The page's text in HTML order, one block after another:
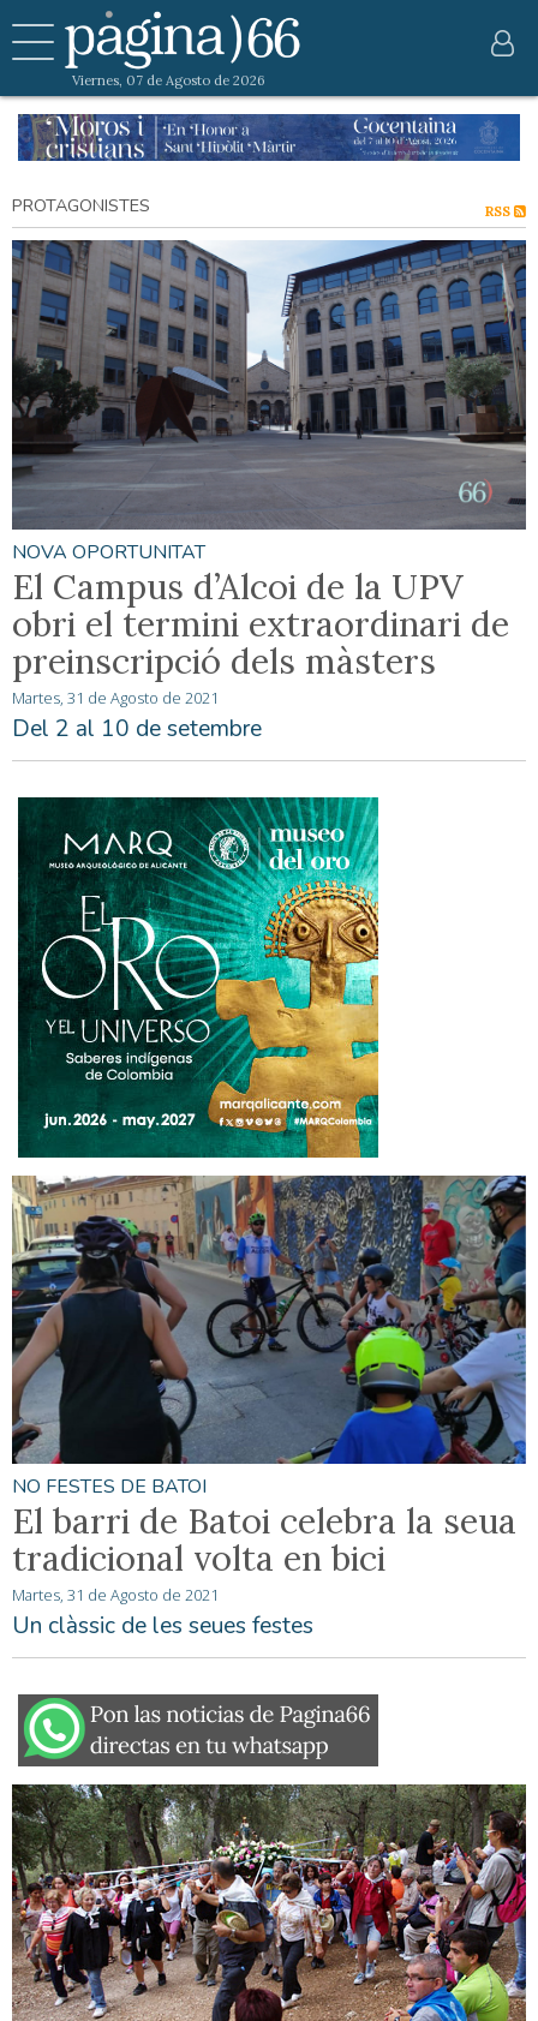
Viernes, 07 de Agosto de 2026
PROTAGONISTES RSS
NOVA OPORTUNITAT
El Campus d’Alcoi de la UPV
obri el termini extraordinari de
preinscripció dels màsters
Martes, 31 de Agosto de 2021
Del 2 al 10 de setembre
NO FESTES DE BATOI
El barri de Batoi celebra la seua
tradicional volta en bici
Martes, 31 de Agosto de 2021
Un clàssic de les seues festes